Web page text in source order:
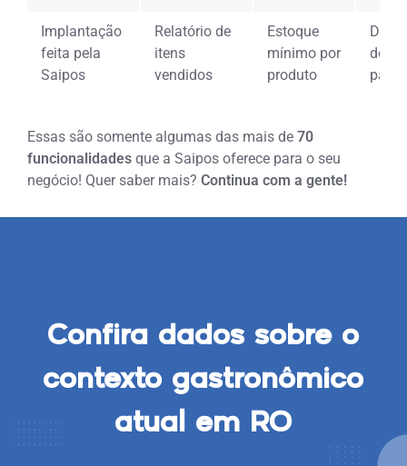
Implantação
feita pela
Saipos
Relatório de
itens
vendidos
Estoque
mínimo por
produto
de
para
Essas são somente algumas das mais de70
funcionalidades que a Saipos oferece para o seu
negócio! Quer saber mais?Continua com a gente!
Confira dados sobre o
contexto gastronômico
atual em RO